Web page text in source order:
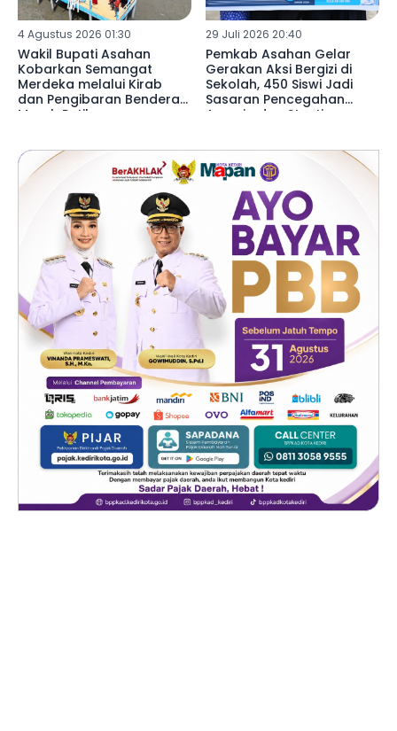
4 Agustus 2026 01:30
Wakil Bupati Asahan
Kobarkan Semangat
Merdeka melalui Kirab
dan Pengibaran Bendera
Merah Putih
29 Juli 2026 20:40
Pemkab Asahan Gelar
Gerakan Aksi Bergizi di
Sekolah, 450 Siswi Jadi
Sasaran Pencegahan
Anemia dan Stunting